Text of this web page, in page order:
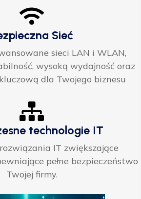
Sieć
sieci LAN i WLAN,
wysoką wydajność oraz
dla Twojego biznesu
technologie IT
IT zwiększające
pełne bezpieczeństwo
Twojej firmy.